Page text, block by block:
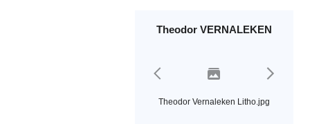
Theodor VERNALEKEN
Theodor Vernaleken Litho.jpg